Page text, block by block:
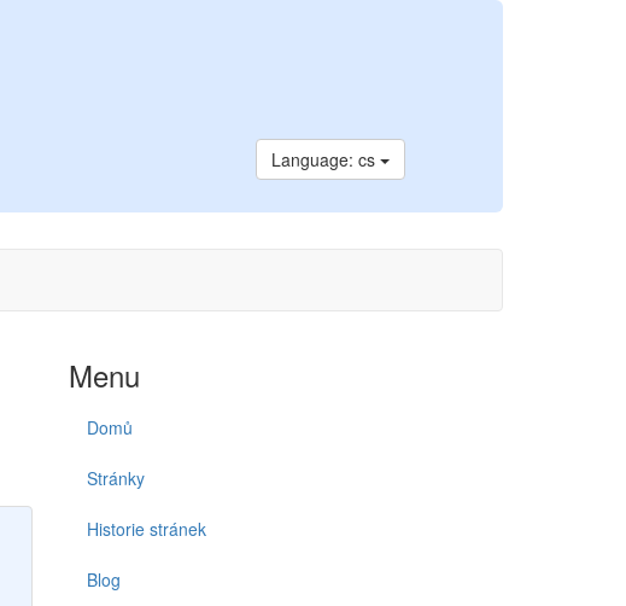
Language: cs
Menu
Domů
Stránky
Historie stránek
Blog